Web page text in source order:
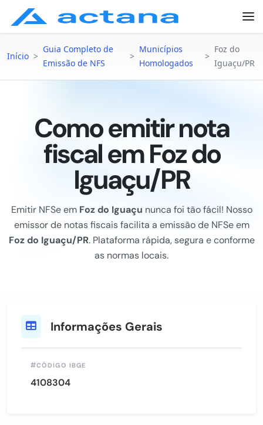
Início >
Guia Completo de
Emissão de NFS
>
Municípios
Homologados
>
Foz do
Iguaçu/PR
Como emitir nota
fiscal em Foz do
Iguaçu/PR
Emitir NFSe em Foz do Iguaçu nunca foi tão fácil! Nosso
emissor de notas fiscais facilita a emissão de NFSe em
Foz do Iguaçu/PR. Plataforma rápida, segura e conforme
as normas locais.
Informações Gerais
CÓDIGO IBGE
4108304